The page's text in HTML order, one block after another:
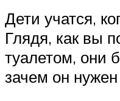
Дети учатся,
Глядя, как вы
туалетом, они
зачем он нужен